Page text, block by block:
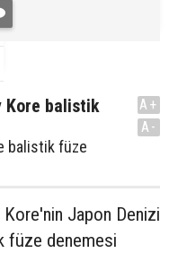
Kore balistik
balistik füze
A+
A-
Japon Denizi
füze denemesi